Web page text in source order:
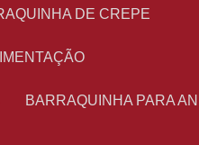
DE CREPE
BARRAQUINHA PARA